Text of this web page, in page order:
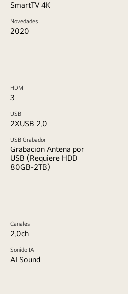
SmartTV 4K
Novedades
2020
HDMI
3
USB
2XUSB 2.0
USB Grabador
Grabación Antena por
USB (Requiere HDD
80GB-2TB)
Canales
2.0ch
Sonido IA
AI Sound